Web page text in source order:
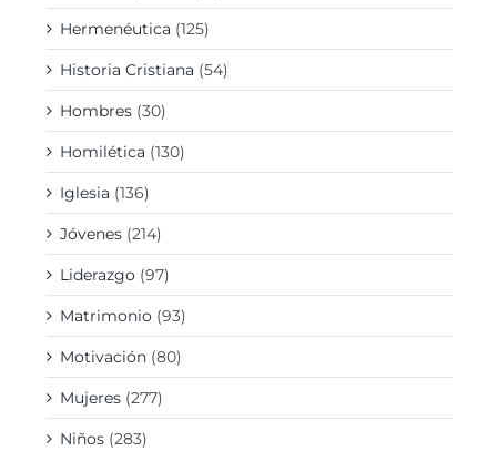
Hermenéutica (125)
Historia Cristiana (54)
Hombres (30)
Homilética (130)
Iglesia (136)
Jóvenes (214)
Liderazgo (97)
Matrimonio (93)
Motivación (80)
Mujeres (277)
Niños (283)